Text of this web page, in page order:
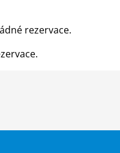
rezervace.